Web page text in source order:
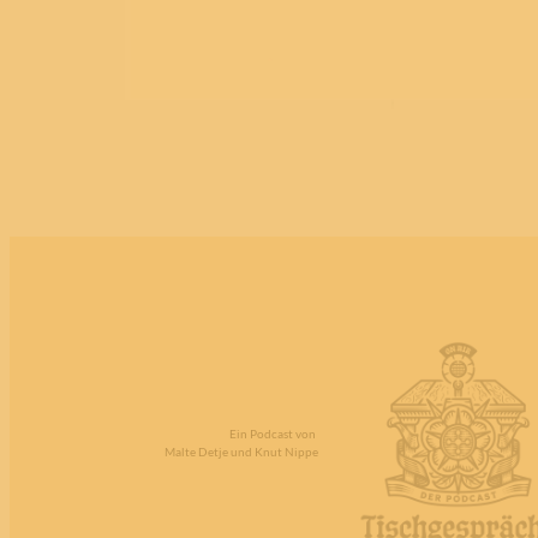
Ein Podcast von
Malte Detje und Knut Nippe